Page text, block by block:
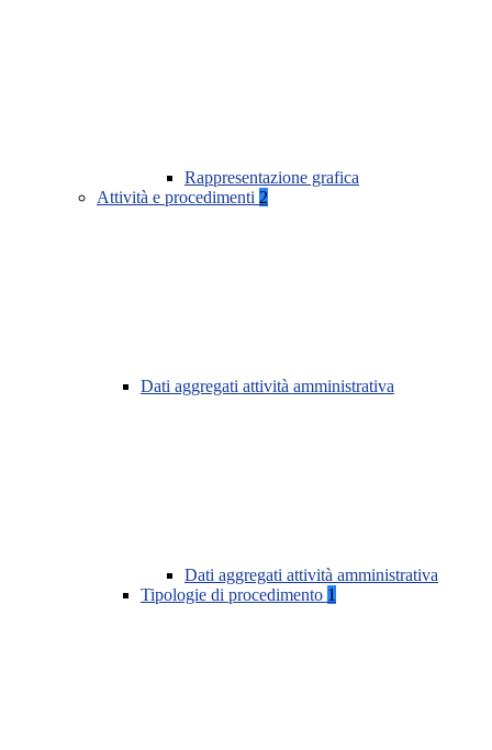
Rappresentazione grafica
Attività e procedimenti 2
Dati aggregati attività amministrativa
Dati aggregati attività amministrativa
Tipologie di procedimento 1